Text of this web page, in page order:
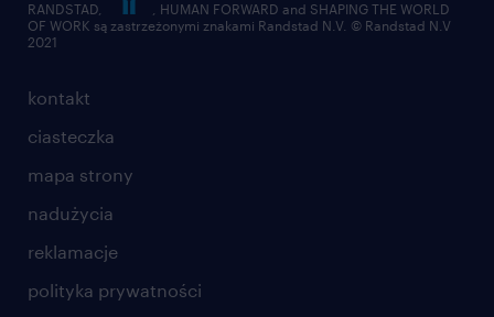
kontakt
ciasteczka
mapa strony
nadużycia
reklamacje
polityka prywatności
RANDSTAD,
, HUMAN FORWARD and SHAPING THE WORLD
OF WORK są zastrzeżonymi znakami Randstad N.V. © Randstad N.V
2021